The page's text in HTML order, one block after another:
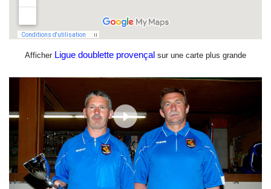
Afficher Ligue doublette provençal sur une carte plus grande